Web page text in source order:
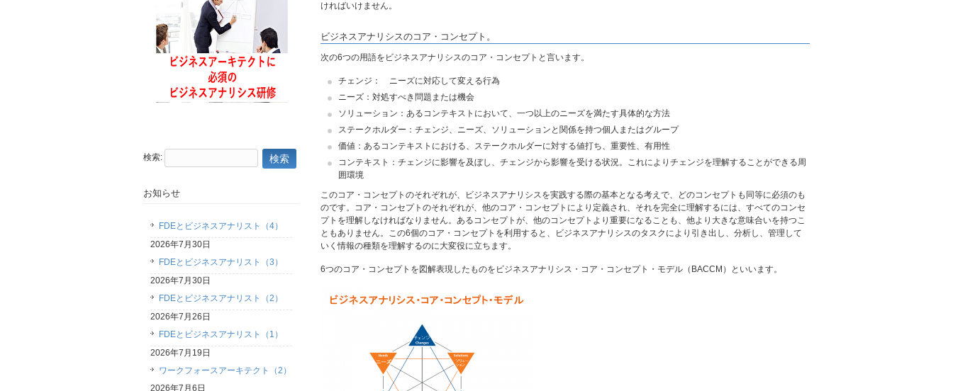
ければいけません。
ビジネスアナリシスのコア・コンセプト。
次の6つの用語をビジネスアナリシスのコア・コンセプトと言います。
チェンジ： ニーズに対応して変える行為
ニーズ：対処すべき問題または機会
ソリューション：あるコンテキストにおいて、一つ以上のニーズを満たす具体的な方法
ステークホルダー：チェンジ、ニーズ、ソリューションと関係を持つ個人またはグループ
価値：あるコンテキストにおける、ステークホルダーに対する値打ち、重要性、有用性
コンテキスト：チェンジに影響を及ぼし、チェンジから影響を受ける状況。これによりチェンジを理解することができる周
囲環境
このコア・コンセプトのそれぞれが、ビジネスアナリシスを実践する際の基本となる考えで、どのコンセプトも同等に必須のも
のです。コア・コンセプトのそれぞれが、他のコア・コンセプトにより定義され、それを完全に理解するには、すべてのコンセ
プトを理解しなければなりません。あるコンセプトが、他のコンセプトより重要になることも、他より大きな意味合いを持つこ
ともありません。この6個のコア・コンセプトを利用すると、ビジネスアナリシスのタスクにより引き出し、分析し、管理して
いく情報の種類を理解するのに大変役に立ちます。
6つのコア・コンセプトを図解表現したものをビジネスアナリシス・コア・コンセプト・モデル（BACCM）といいます。
検索:
お知らせ
FDEとビジネスアナリスト（4）
2026年7月30日
FDEとビジネスアナリスト（3）
2026年7月30日
FDEとビジネスアナリスト（2）
2026年7月26日
FDEとビジネスアナリスト（1）
2026年7月19日
ワークフォースアーキテクト（2）
2026年7月6日